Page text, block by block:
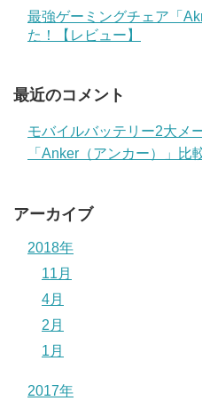
最強ゲーミングチェア「
た！【レビュー】
最近のコメント
モバイルバッテリー2大メ
「Anker（アンカー）」比
アーカイブ
2018年
11月
4月
2月
1月
2017年